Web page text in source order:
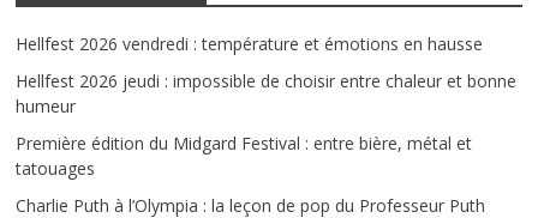
Hellfest 2026 vendredi : température et émotions en hausse
Hellfest 2026 jeudi : impossible de choisir entre chaleur et bonne
humeur
Première édition du Midgard Festival : entre bière, métal et
tatouages
Charlie Puth à l’Olympia : la leçon de pop du Professeur Puth